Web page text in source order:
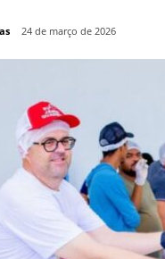
24 de março de 2026